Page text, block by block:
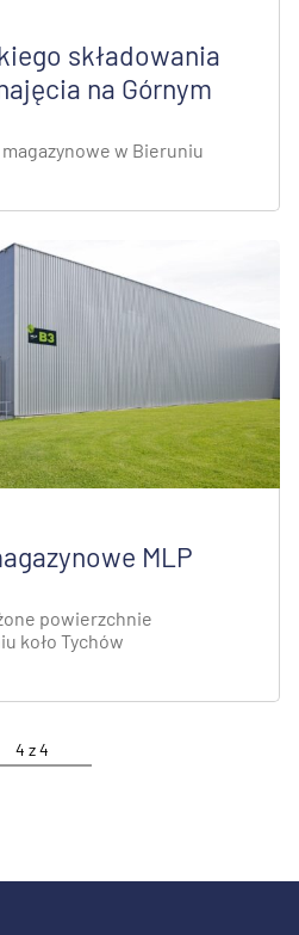
składowania
na Górnym
w Bieruniu
MLP
powierzchnie
koło Tychów
4 z4